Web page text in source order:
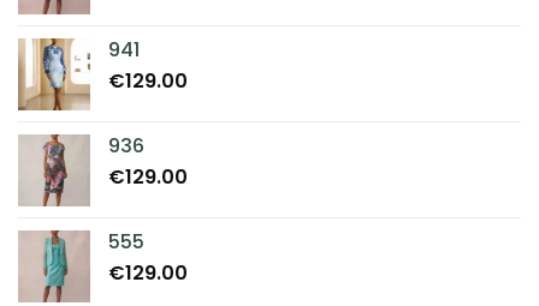
941
€129.00
936
€129.00
555
€129.00